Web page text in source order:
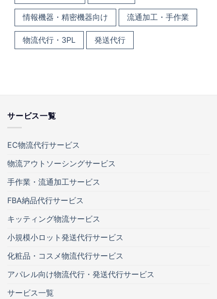
情報機器・精密機器向け 流通加工・手作業
物流代行・3PL 発送代行
サービス一覧
EC物流代行サービス
物流アウトソーシングサービス
手作業・流通加工サービス
FBA納品代行サービス
キッティング物流サービス
小規模小ロット発送代行サービス
化粧品・コスメ物流代行サービス
アパレル向け物流代行・発送代行サービス
サービス一覧